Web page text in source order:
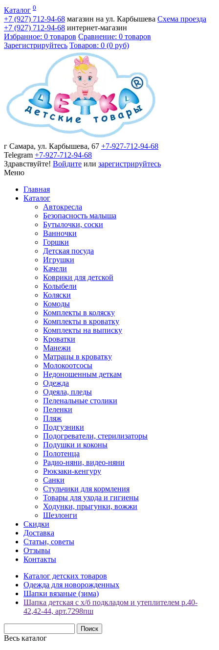
Каталог 0
+7 (927) 712-94-68 магазин на ул. Карбышева Схема проезда
+7 (927) 712-94-68 интернет-магазин
Избранное: 0 товаров Сравнение: 0 товаров
Зарегистрируйтесь Товаров: 0 (0 руб)
г Самара, ул. Карбышева, 67 +7-927-712-94-68
Telegram +7-927-712-94-68
Здравствуйте! Войдите или зарегистрируйтесь
Меню
Главная
Каталог
Автокресла
Безопасность малыша
Бутылочки, соски
Ванночки
Горшки
Детская посуда
Игрушки
Качели
Коврики для детской
Колыбели
Коляски
Комоды
Комплекты в коляску
Комплекты в кроватку
Комплекты на выписку
Кроватки
Манежи
Матрацы в кроватку
Молокоотсосы
Недоношенным деткам
Одежда
Одеяла, пледы
Пеленальные столики
Пеленки
Пляж
Подгузники
Подогреватели, стерилизаторы
Подушки и коконы
Полотенца
Радио-няни, видео-няни
Рюкзаки-кенгуру
Санки
Стульчики для кормления
Товары для ухода и гигиены
Ходунки, прыгунки, вожжи
Шезлонги
Скидки
Доставка
Статьи, советы
Отзывы
Контакты
Каталог детских товаров
Одежда для новорожденных
Шапки вязаные (зима)
Шапка детская с х/б подкладом и утеплителем р.40-
42,42-44, арт.7298пш
Весь каталог